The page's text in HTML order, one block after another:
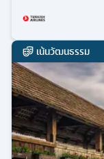
เน้นวัฒนธรรม